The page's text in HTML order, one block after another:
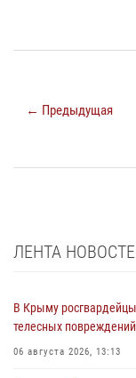
← Предыдущая
ЛЕНТА
В Крыму
телесных повреждений
06 августа 2026, 13:13